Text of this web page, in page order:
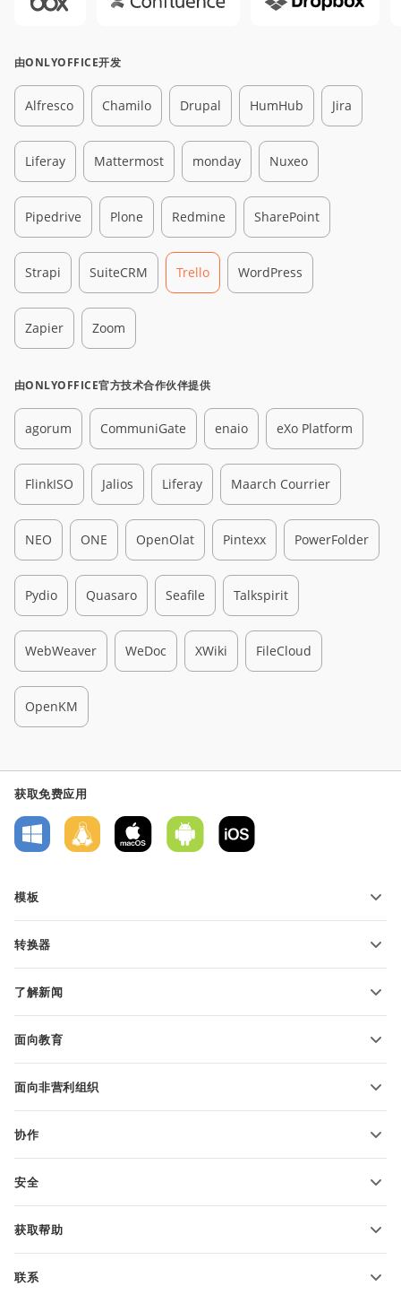
由ONLYOFFICE开发
Alfresco Chamilo Drupal HumHub Jira
Liferay Mattermost monday Nuxeo
Pipedrive Plone Redmine SharePoint
Strapi SuiteCRM Trello WordPress
Zapier Zoom
由ONLYOFFICE官方技术合作伙伴提供
agorum CommuniGate enaio eXo Platform
FlinkISO Jalios Liferay Maarch Courrier
NEO ONE OpenOlat Pintexx PowerFolder
Pydio Quasaro Seafile Talkspirit
WebWeaver WeDoc XWiki FileCloud
OpenKM
获取免费应用
模板
文本文档模板
转换器
转换电子表格
了解新闻
面向教育
适用于教育人士
面向非营利组织
申请免费帐户
协作
翻译人员
安全
获取帮助
帮助中心
联系